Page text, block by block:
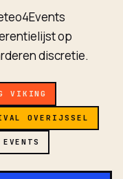
op
discretie.
VIKING
OVERIJSSEL